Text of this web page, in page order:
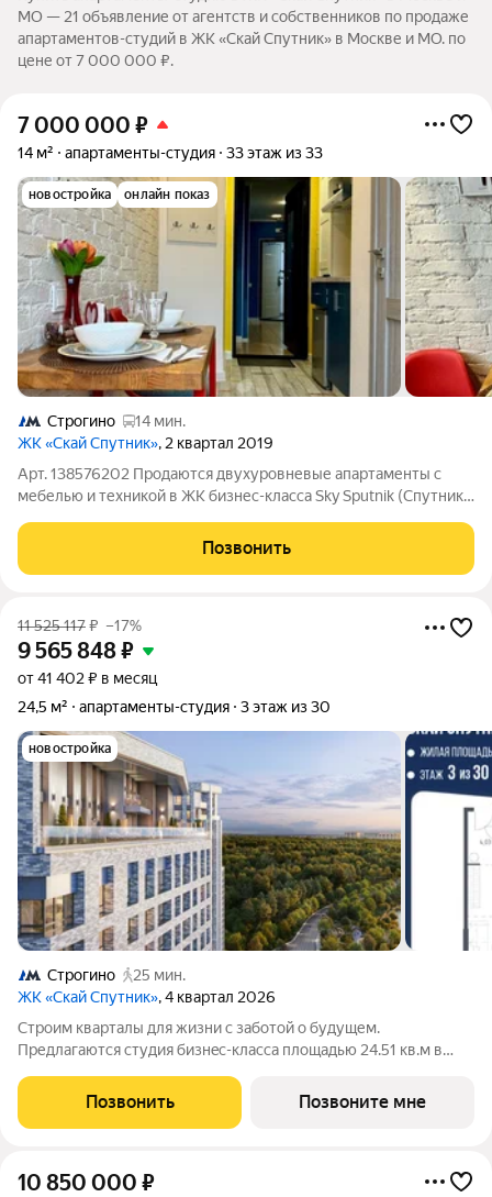
МО — 21 объявление от агентств и собственников по продаже
апартаментов-студий в ЖК «Скай Спутник» в Москве и МО. по
цене от 7 000 000 ₽.
7 000 000 ₽
14 м² апартаменты-студия 33 этаж из 33
новостройка онлайн показ
Строгино
14 мин.
ЖК «Скай Спутник», 2 квартал 2019
Арт. 138576202 Продаются двухуровневые апартаменты с
мебелью и техникой в ЖК бизнес-класса Sky Sputnik (Спутник)
этаже 33-этажного здания. Грамотное зонирование позволило
разместить всё
Позвонить
11 525 117₽ –17%
9 565 848₽
от 41 402 ₽ в месяц
24,5 м²
апартаменты-студия 3 этаж из 30
новостройка
Строгино
25 мин.
ЖК «Скай Спутник», 4 квартал 2026
Стрoим квapтaлы для жизни c заботой о будущем.
Пpедлaгаются студия бизнec-клaccа площадью 24.51 кв.м в
«Cкай Спутник».Пропискa нe предуcмотрeна в pамкax
юpидичеcкoго статуca -
Позвонить Позвоните мне
10 850 000 ₽